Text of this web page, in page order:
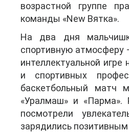
возрастной группе
команды «New Вятка».
На два дня
спортивную атмосферу
интеллектуальной игре
и спортивных
баскетбольный матч
«Уралмаш» и «Парма».
посмотрели
зарядились